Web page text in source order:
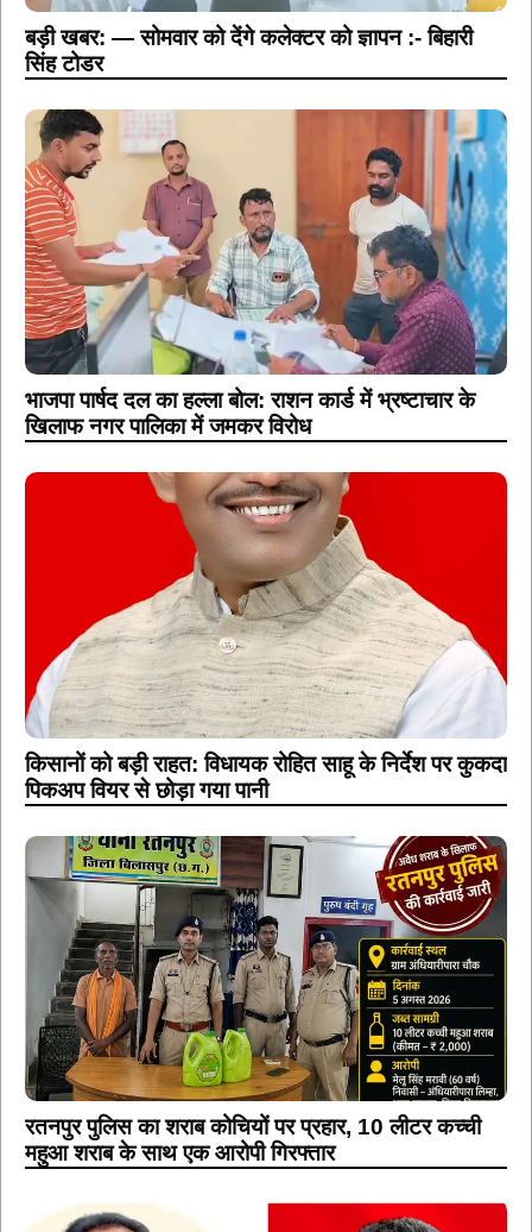
बड़ी खबर: — सोमवार को देंगे कलेक्टर को ज्ञापन :- बिहारी
सिंह टोडर
भाजपा पार्षद दल का हल्ला बोल: राशन कार्ड में भ्रष्टाचार के
खिलाफ नगर पालिका में जमकर विरोध
किसानों को बड़ी राहत: विधायक रोहित साहू के निर्देश पर कुकदा
पिकअप वियर से छोड़ा गया पानी
रतनपुर पुलिस का शराब कोचियों पर प्रहार, 10 लीटर कच्ची
महुआ शराब के साथ एक आरोपी गिरफ्तार